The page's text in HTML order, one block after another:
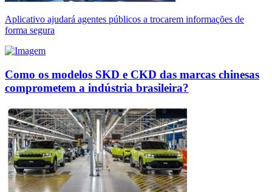
Aplicativo ajudará agentes públicos a trocarem informações de
forma segura
Como os modelos SKD e CKD das marcas chinesas
comprometem a indústria brasileira?